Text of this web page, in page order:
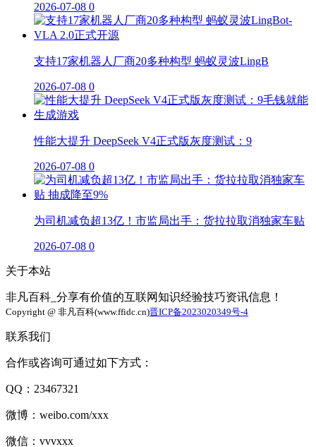
2026-07-08 0
支持17家机器人厂商20多种构型 蚂蚁灵波LingB
2026-07-08 0
性能大提升 DeepSeek V4正式版灰度测试：9
2026-07-08 0
为司机减负超13亿！市监局出手：货拉拉取消独家车贴
2026-07-08 0
关于本站
非凡百科_分享有价值的互联网知识经验技巧资讯信息！
Copyright @ 非凡百科(www.ffidc.cn)晋ICP备2023020349号-4
联系我们
合作或咨询可通过如下方式：
QQ：23467321
微博：weibo.com/xxx
微信：vvvxxx